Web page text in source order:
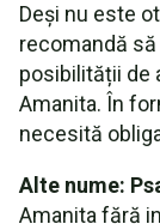
Deși nu este
recomandă
posibilității de
Amanita. În
necesită
Alte nume:
Amanita fără